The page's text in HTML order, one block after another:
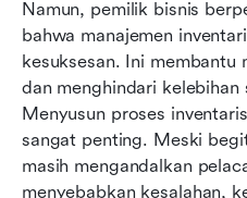
Namun, pemilik bisnis
bahwa manajemen
kesuksesan. Ini membantu
dan menghindari kelebihan
Menyusun proses
sangat penting. Meski
masih mengandalkan
menyebabkan kesalahan,
terbaik untuk bisnis
Memilih perangkat
yang tepat untuk bisnis
Perangkat lunak
terbaik untuk bisnis kecil